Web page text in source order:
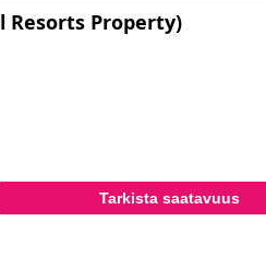
Resorts Property)
Tarkista saatavuus